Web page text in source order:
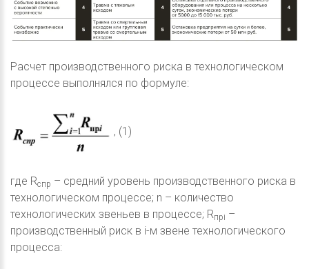
Расчет производственного риска в технологическом
процессе выполнялся по формуле:
, (1)
где Rcпр – средний уровень производственного риска в
технологическом процессе; n – количество
технологических звеньев в процессе; Rпрi –
производственный риск в i-м звене технологического
процесса: